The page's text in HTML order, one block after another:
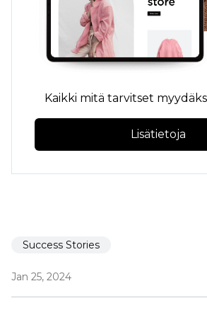
Kaikki mitä tarvitset
Lisätietoja
Success Stories
Jan 25, 2024